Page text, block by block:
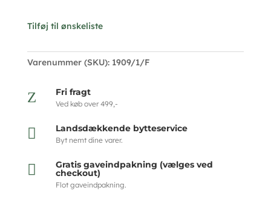
Tilføj til ønskeliste
Varenummer (SKU): 1909/1/F
Z Fri fragt
Ved køb over 499,-
 Landsdækkende bytteservice
Byt nemt dine varer.
 Gratis gaveindpakning (vælges ved
checkout)
Flot gaveindpakning.